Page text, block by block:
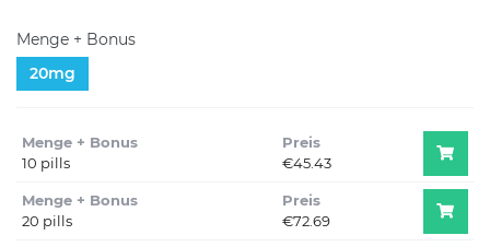
Menge + Bonus
20mg
Menge + Bonus
10 pills
Preis
€45.43
Menge + Bonus
20 pills
Preis
€72.69